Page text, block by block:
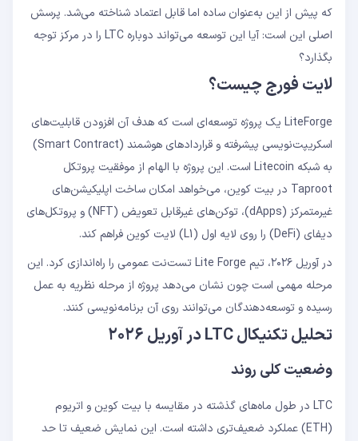
که پیش از این به‌عنوان ساده اما قابل اعتماد شناخته می‌شد. پرسش
اصلی این است: آیا این توسعه می‌تواند دوباره LTC را در مرکز توجه
بگذارد؟
لایت‌ فورج چیست؟
LiteForge یک پروژه توسعه‌ای است که هدف آن افزودن قابلیت‌های
اسکریپت‌نویسی پیشرفته و قراردادهای هوشمند (Smart Contract)
به شبکه Litecoin است. این پروژه با الهام از موفقیت پروتکل
Taproot در بیت کوین، می‌خواهد امکان ساخت اپلیکیشن‌های
غیرمتمرکز (dApps)، توکن‌های غیرقابل تعویض (NFT) و پروتکل‌های
دیفای (DeFi) را روی لایه اول (L1) لایت کوین فراهم کند.
در آوریل ۲۰۲۶، تیم Lite Forge تست‌نت عمومی را راه‌اندازی کرد. این
مرحله مهمی است چون نشان می‌دهد پروژه از مرحله نظریه به عمل
رسیده و توسعه‌دهندگان می‌توانند روی آن برنامه‌نویسی کنند.
تحلیل تکنیکال LTC در آوریل ۲۰۲۶
وضعیت کلی روند
LTC در طول ماه‌های گذشته در مقایسه با بیت کوین و اتریوم
(ETH) عملکرد ضعیف‌تری داشته است. این نمایش ضعیف تا حد